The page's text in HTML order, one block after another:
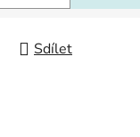
Sdílet